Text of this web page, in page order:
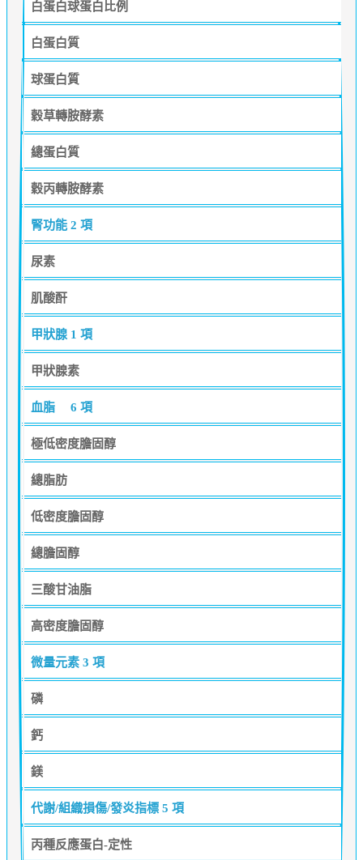
白蛋白球蛋白比例
白蛋白質
球蛋白質
穀草轉胺酵素
總蛋白質
穀丙轉胺酵素
腎功能 2 項
尿素
肌酸酐
甲狀腺 1 項
甲狀腺素
血脂 6 項
極低密度膽固醇
總脂肪
低密度膽固醇
總膽固醇
三酸甘油脂
高密度膽固醇
微量元素 3 項
磷
鈣
鎂
代謝/組織損傷/發炎指標 5 項
丙種反應蛋白-定性